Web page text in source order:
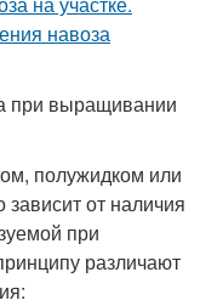
при выращивании
полужидком или
от наличия
при
различают